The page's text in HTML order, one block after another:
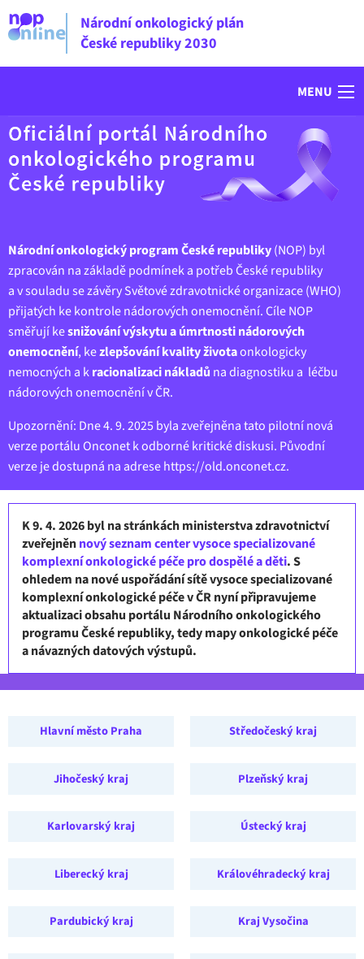
Národní onkologický plán
České republiky 2030
MENU
Národní onkologický program České republiky(NOP) byl
zpracován na základě podmínek a potřeb České republiky
a v souladu se závěry Světové zdravotnické organizace (WHO)
přijatých ke kontrole nádorových onemocnění. Cíle NOP
směřují kesnižování výskytu a úmrtnosti nádorových
onemocnění, kezlepšování kvality životaonkologicky
nemocných a kracionalizaci nákladů na diagnostiku a léčbu
nádorových onemocnění v ČR.
Upozornění: Dne 4. 9. 2025 byla zveřejněna tato pilotní nová
verze portálu Onconet k odborné kritické diskusi. Původní
verze je dostupná na adresehttps://old.onconet.cz.
K 9. 4. 2026 byl na stránkách ministerstva zdravotnictví
zveřejněnnový seznam center vysoce specializované
komplexní onkologické péče pro dospělé a děti. S
ohledem na nové uspořádání sítě vysoce specializované
komplexní onkologické péče v ČR nyní připravujeme
aktualizaci obsahu portálu Národního onkologického
programu České republiky, tedy mapy onkologické péče
a návazných datových výstupů.
Hlavní město Praha Středočeský kraj
Jihočeský kraj Plzeňský kraj
Karlovarský kraj Ústecký kraj
Liberecký kraj Královéhradecký kraj
Pardubický kraj Kraj Vysočina